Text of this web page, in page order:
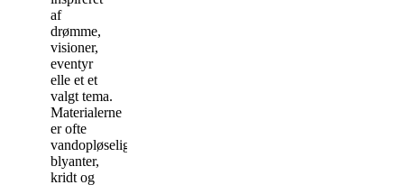
af
drømme,
visioner,
eventyr
elle et et
valgt tema.
Materialerne
er ofte
vandopløselige
blyanter,
kridt og